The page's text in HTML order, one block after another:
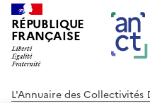
RÉPUBLIQUE
FRANÇAISE
L'Annuaire des Collectivités